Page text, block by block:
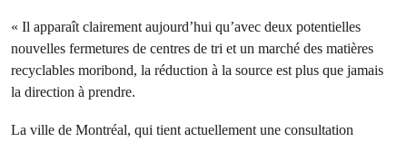
« Il apparaît clairement aujourd’hui qu’avec deux potentielles
nouvelles fermetures de centres de tri et un marché des matières
recyclables moribond, la réduction à la source est plus que jamais
la direction à prendre.
La ville de Montréal, qui tient actuellement une consultation